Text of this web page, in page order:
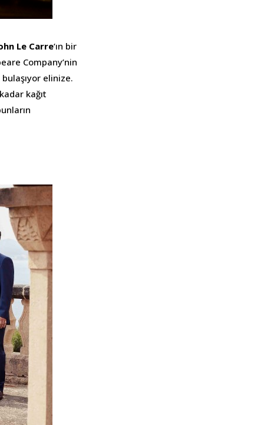
Le Carre‘ın bir
Company’nin
elinize.
kağıt